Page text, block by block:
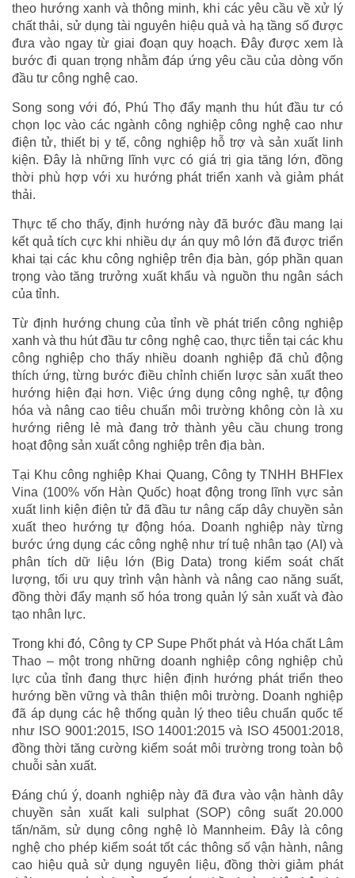
theo hướng xanh và thông minh, khi các yêu cầu về xử lý
chất thải, sử dụng tài nguyên hiệu quả và hạ tầng số được
đưa vào ngay từ giai đoạn quy hoạch. Đây được xem là
bước đi quan trọng nhằm đáp ứng yêu cầu của dòng vốn
đầu tư công nghệ cao.
Song song với đó, Phú Thọ đẩy mạnh thu hút đầu tư có
chọn lọc vào các ngành công nghiệp công nghệ cao như
điện tử, thiết bị y tế, công nghiệp hỗ trợ và sản xuất linh
kiện. Đây là những lĩnh vực có giá trị gia tăng lớn, đồng
thời phù hợp với xu hướng phát triển xanh và giảm phát
thải.
Thực tế cho thấy, định hướng này đã bước đầu mang lại
kết quả tích cực khi nhiều dự án quy mô lớn đã được triển
khai tại các khu công nghiệp trên địa bàn, góp phần quan
trọng vào tăng trưởng xuất khẩu và nguồn thu ngân sách
của tỉnh.
Từ định hướng chung của tỉnh về phát triển công nghiệp
xanh và thu hút đầu tư công nghệ cao, thực tiễn tại các khu
công nghiệp cho thấy nhiều doanh nghiệp đã chủ động
thích ứng, từng bước điều chỉnh chiến lược sản xuất theo
hướng hiện đại hơn. Việc ứng dụng công nghệ, tự động
hóa và nâng cao tiêu chuẩn môi trường không còn là xu
hướng riêng lẻ mà đang trở thành yêu cầu chung trong
hoạt động sản xuất công nghiệp trên địa bàn.
Tại Khu công nghiệp Khai Quang, Công ty TNHH BHFlex
Vina (100% vốn Hàn Quốc) hoạt động trong lĩnh vực sản
xuất linh kiện điện tử đã đầu tư nâng cấp dây chuyền sản
xuất theo hướng tự động hóa. Doanh nghiệp này từng
bước ứng dụng các công nghệ như trí tuệ nhân tạo (AI) và
phân tích dữ liệu lớn (Big Data) trong kiểm soát chất
lượng, tối ưu quy trình vận hành và nâng cao năng suất,
đồng thời đẩy mạnh số hóa trong quản lý sản xuất và đào
tạo nhân lực.
Trong khi đó, Công ty CP Supe Phốt phát và Hóa chất Lâm
Thao – một trong những doanh nghiệp công nghiệp chủ
lực của tỉnh đang thực hiện định hướng phát triển theo
hướng bền vững và thân thiện môi trường. Doanh nghiệp
đã áp dụng các hệ thống quản lý theo tiêu chuẩn quốc tế
như ISO 9001:2015, ISO 14001:2015 và ISO 45001:2018,
đồng thời tăng cường kiểm soát môi trường trong toàn bộ
chuỗi sản xuất.
Đáng chú ý, doanh nghiệp này đã đưa vào vận hành dây
chuyền sản xuất kali sulphat (SOP) công suất 20.000
tấn/năm, sử dụng công nghệ lò Mannheim. Đây là công
nghệ cho phép kiểm soát tốt các thông số vận hành, nâng
cao hiệu quả sử dụng nguyên liệu, đồng thời giảm phát